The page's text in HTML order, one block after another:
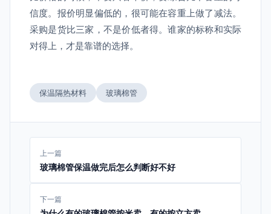
信度。报价明显偏低的，很可能在容重上做了减法。
采购是货比三家，不是价低者得。谁家的标称和实际
对得上，才是靠谱的选择。
保温隔热材料 玻璃棉管
上一篇
玻璃棉管保温做完后怎么判断好不好
下一篇